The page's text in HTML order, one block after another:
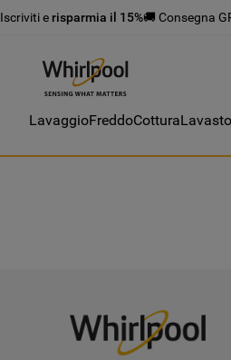
Iscriviti e risparmia il 15%🚚 Consegna
LavaggioFreddoCottura